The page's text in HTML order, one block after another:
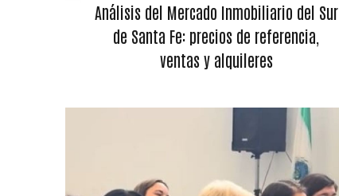
Análisis del Mercado Inmobiliario del Sur
de Santa Fe: precios de referencia,
ventas y alquileres